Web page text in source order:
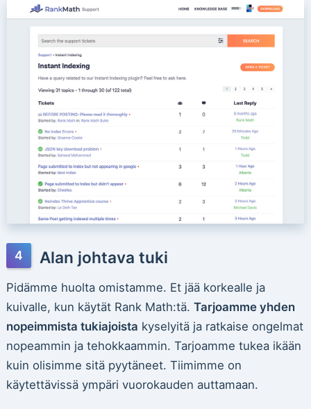
Alan johtava tuki
Pidämme huolta omistamme. Et jää korkealle ja
kuivalle, kun käytät Rank Math:tä. Tarjoamme yhden
nopeimmista tukiajoista kyselyitä ja ratkaise ongelmat
nopeammin ja tehokkaammin. Tarjoamme tukea ikään
kuin olisimme sitä pyytäneet. Tiimimme on
käytettävissä ympäri vuorokauden auttamaan.